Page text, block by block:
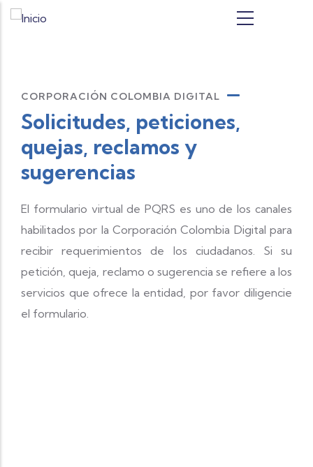
Pasar al contenido principal
CORPORACIÓN COLOMBIA DIGITAL
Solicitudes, peticiones,
quejas, reclamos y
sugerencias
El formulario virtual de PQRS es uno de los canales
habilitados por la Corporación Colombia Digital para
recibir requerimientos de los ciudadanos. Si su
petición, queja, reclamo o sugerencia se refiere a los
servicios que ofrece la entidad, por favor diligencie
el formulario.